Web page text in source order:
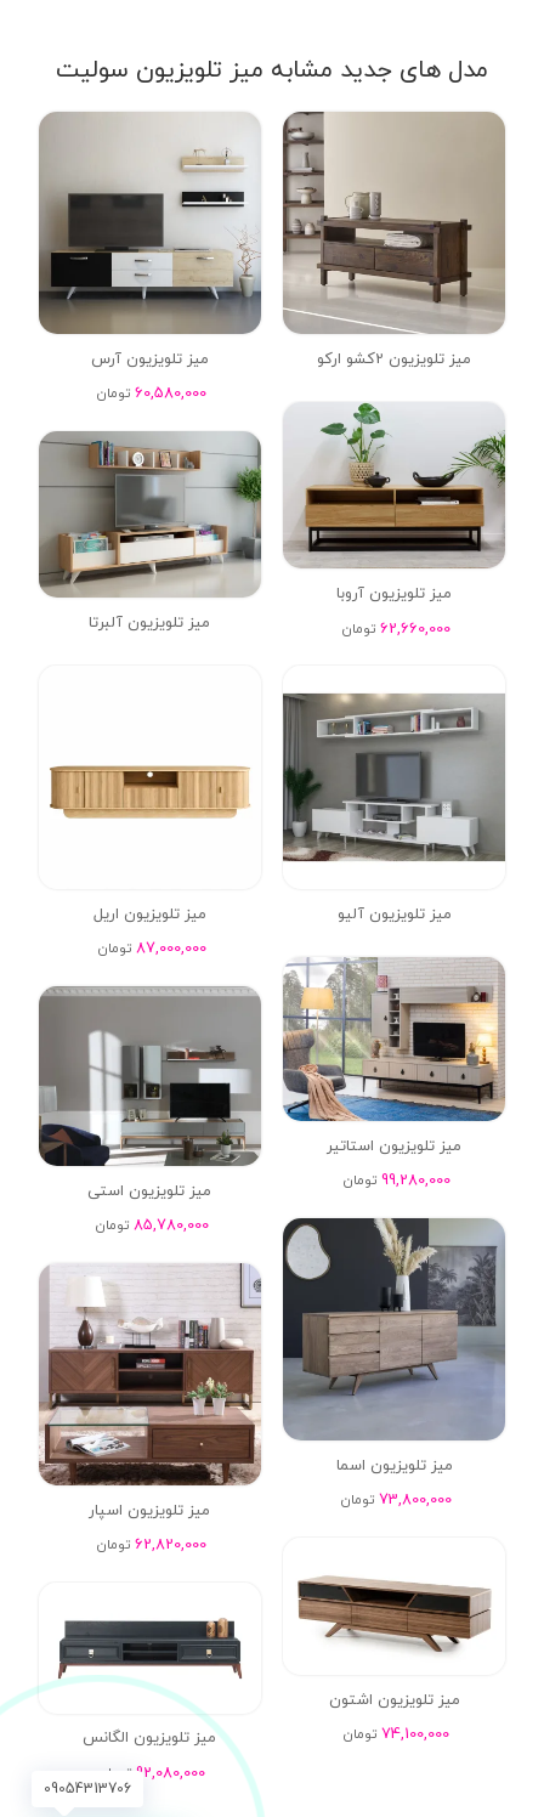
09054313706
مدل های جدید مشابه میز تلویزیون سولیت
میز تلویزیون 2کشو ارکو
میز تلویزیون آرس
60,580,000 تومان
میز تلویزیون آروبا
62,660,000 تومان میز تلویزیون آلبرتا
میز تلویزیون آلیو
میز تلویزیون اریل
87,000,000 تومان
میز تلویزیون استاتیر
99,280,000 تومان
میز تلویزیون استی
85,780,000 تومان
میز تلویزیون اسما
73,800,000 تومان
میز تلویزیون اسپار
62,820,000 تومان
میز تلویزیون اشتون
74,100,000 تومان
میز تلویزیون الگانس
92,080,000 تومان